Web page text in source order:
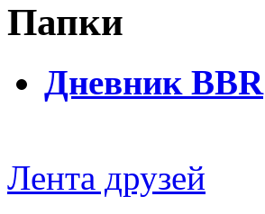
Папки
Дневник BBR
Лента друзей